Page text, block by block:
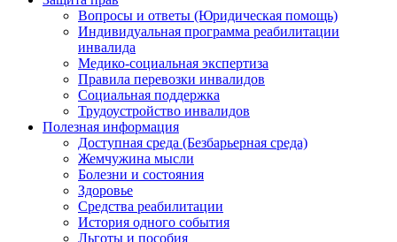
Вопросы и ответы (Юридическая помощь)
Индивидуальная программа реабилитации
инвалида
Медико-социальная экспертиза
Правила перевозки инвалидов
Социальная поддержка
Трудоустройство инвалидов
Полезная информация
Доступная среда (Безбарьерная среда)
Жемчужина мысли
Болезни и состояния
Здоровье
Средства реабилитации
История одного события
Льготы и пособия